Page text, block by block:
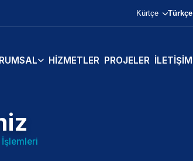
Kürtçe Türkçe
HIZMETLER PROJELER İLETIŞIM